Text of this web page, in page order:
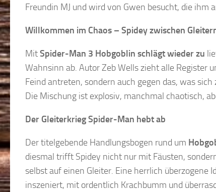
Freundin MJ und wird von Gwen besucht, die ihm
Willkommen im Chaos – Spidey zwischen
MitSpider-Man 3 Hobgoblin schlägt wieder zu
Wahnsinn ab. Autor Zeb Wells zieht alle Register
Feind antreten, sondern auch gegen das, was
Die Mischung ist explosiv, manchmal chaotisch,
Der Gleiterkrieg Spider-Man hebt ab
Der titelgebende Handlungsbogen rund um
diesmal trifft Spidey nicht nur mit Fäusten,
selbst auf einen Gleiter. Eine herrlich überzogene
inszeniert, mit ordentlich Krachbumm und